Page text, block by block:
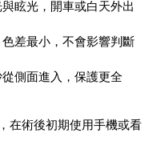
眩光，開車或白天外出
差最小，不會影響判斷
側面進入，保護更全
在術後初期使用手機或看